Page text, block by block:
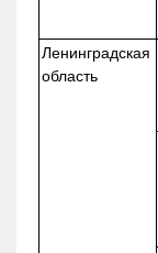
Ленинградская
область